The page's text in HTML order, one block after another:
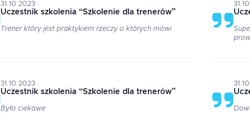
31.10.2023
Uczestnik szkolenia “Szkolenie dla trenerów”
Trener który jest praktykiem rzeczy o których mówi
31.10.2023
Uczestnik szkolenia “Szkolenie dla trenerów”
Było ciekawe